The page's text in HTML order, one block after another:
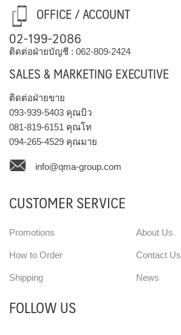
OFFICE / ACCOUNT
02-199-2086
ติดต่อฝ่ายบัญชี : 062-809-2424
SALES & MARKETING EXECUTIVE
ติดต่อฝ่ายขาย
093-939-5403 คุณบิว
081-819-6151 คุณโท
094-265-4529 คุณมาย
info@qma-group.com
CUSTOMER SERVICE
Promotions
How to Order
Shipping
About Us
Contact Us
News
FOLLOW US